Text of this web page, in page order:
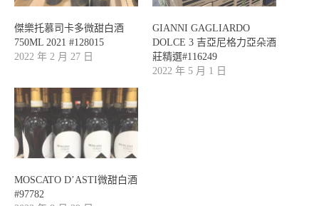
傑樂托慕司卡多微甜白酒
750ML 2021 #128015
2022 年 2 月 27 日
GIANNI GAGLIARDO
DOLCE 3 吉亞尼格力亞朵酒
莊精選#116249
2022 年 5 月 1 日
MOSCATO D’ASTI微甜白酒
#97782